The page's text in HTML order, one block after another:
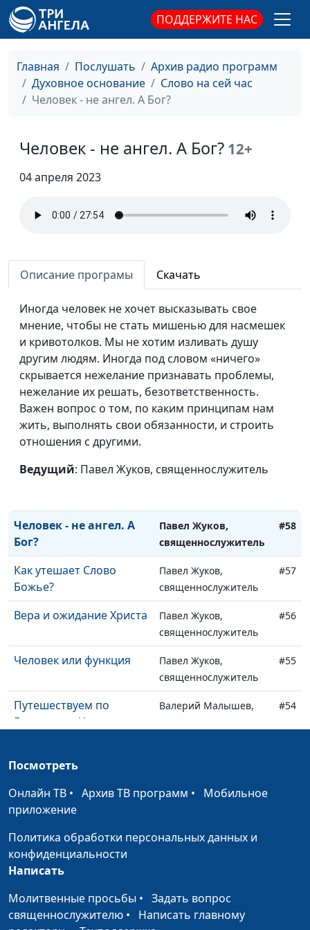
ПОДДЕРЖИТЕ НАС
Главная Послушать
Архив радио программ
Духовное основание
Слово на сей час
Человек - не ангел. А Бог?
Человек - не ангел. А Бог? 12+
04 апреля 2023
Описание програмы Скачать
Иногда человек не хочет высказывать свое
мнение, чтобы не стать мишенью для насмешек
и кривотолков. Мы не хотим изливать душу
другим людям. Иногда под словом «ничего»
скрывается нежелание признавать проблемы,
нежелание их решать, безответственность.
Важен вопрос о том, по каким принципам нам
жить, выполнять свои обязанности, и строить
отношения с другими.
Ведущий: Павел Жуков, священнослужитель
Как услышать Бога?
Павел Жуков,
священнослужитель
живут христиане?
Бог и мои деньги
Павел Жуков,
этим делать?
священнослужитель
понять?
священнослужитель
Быть честным. В чем?
Павел Жуков,
священнослужитель
Зачем быть
принципиальным?
Павел Жуков,
священнослужитель
Бог богов. Кто эти боги?
Есть ли будущее у
Человек - не ангел. А
Бог?
Павел Жуков,
священнослужитель
#58
Как утешает Слово
Божье?
Павел Жуков,
священнослужитель
#57
Вера и ожидание Христа
Павел Жуков,
священнослужитель
#56
Человек или функция
Павел Жуков,
священнослужитель
#55
Путешествуем по
Евангелию. Что такое
Валерий Малышев,
#54
Путешествуем по
самом деле в
реальности?
священнослужитель
Путешествуем по
Евангелию. Зачем нам
учится у Иисуса?
Валерий Малышев,
Путешествуем по
Евангелию. В Библии
Валерий Малышев,
Вениамин Дашкевич,
Посмотреть
Онлайн ТВ • Архив ТВ программ • Мобильное
приложение
Политика обработки персональных данных и
конфиденциальности
Написать
Молитвенные просьбы • Задать вопрос
священнослужителю • Написать главному